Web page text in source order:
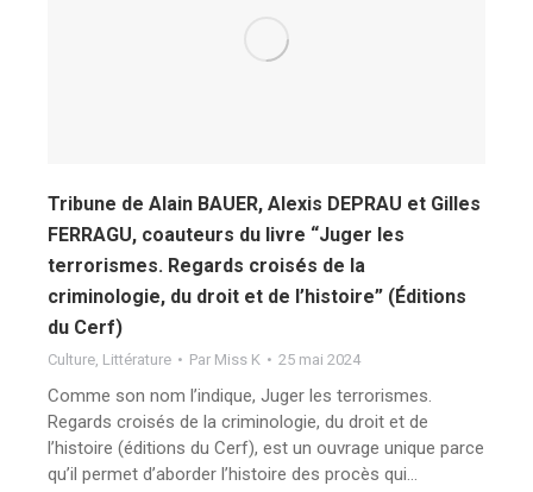
Tribune de Alain BAUER, Alexis DEPRAU et Gilles
FERRAGU, coauteurs du livre “Juger les
terrorismes. Regards croisés de la
criminologie, du droit et de l’histoire” (Éditions
du Cerf)
Culture Littérature Par Miss K 25 mai 2024
Comme son nom l’indique, Juger les terrorismes.
Regards croisés de la criminologie, du droit et de
l’histoire (éditions du Cerf), est un ouvrage unique parce
qu’il permet d’aborder l’histoire des procès qui…